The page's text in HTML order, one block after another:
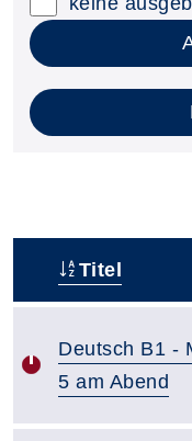
Titel
Deutsch B1 -
5 am Abend